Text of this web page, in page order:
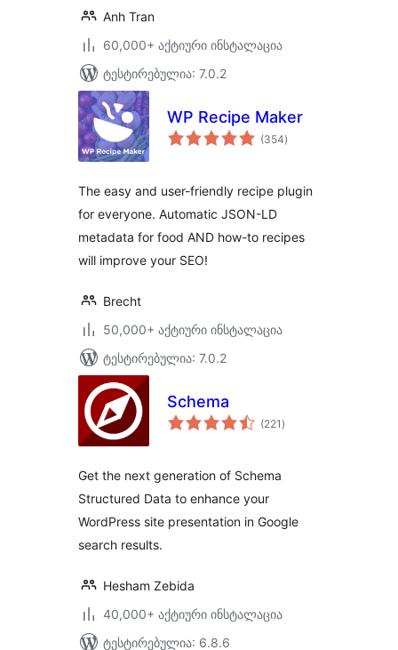
Anh Tran
60,000+ აქტიური ინსტალაცია
ტესტირებულია: 7.0.2
WP Recipe Maker
(354საერთო
რეიტინგი
)
The easy and user-friendly recipe plugin
for everyone. Automatic JSON-LD
metadata for food AND how-to recipes
will improve your SEO!
Brecht
50,000+ აქტიური ინსტალაცია
ტესტირებულია: 7.0.2
Schema
(221 საერთო
რეიტინგი
)
Get the next generation of Schema
Structured Data to enhance your
WordPress site presentation in Google
search results.
Hesham Zebida
40,000+ აქტიური ინსტალაცია
ტესტირებულია: 6.8.6